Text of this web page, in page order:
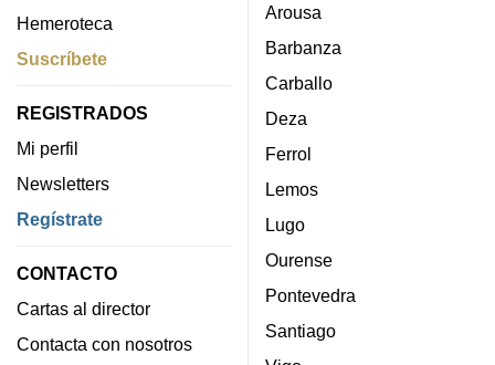
Hemeroteca
Suscríbete
REGISTRADOS
Mi perfil
Newsletters
Regístrate
CONTACTO
Cartas al director
Contacta con nosotros
Arousa
Barbanza
Carballo
Deza
Ferrol
Lemos
Lugo
Ourense
Pontevedra
Santiago